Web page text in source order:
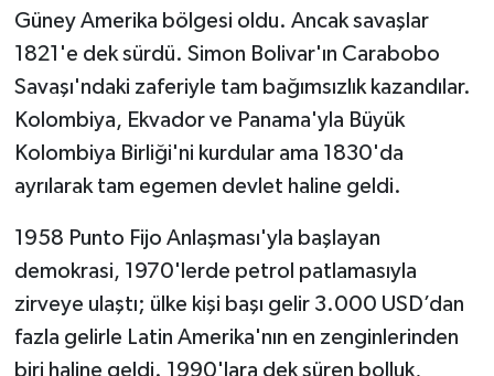
Güney Amerika bölgesi oldu. Ancak savaşlar
1821'e dek sürdü. Simon Bolivar'ın Carabobo
Savaşı'ndaki zaferiyle tam bağımsızlık kazandılar.
Kolombiya, Ekvador ve Panama'yla Büyük
Kolombiya Birliği'ni kurdular ama 1830'da
ayrılarak tam egemen devlet haline geldi.
1958 Punto Fijo Anlaşması'yla başlayan
demokrasi, 1970'lerde petrol patlamasıyla
zirveye ulaştı; ülke kişi başı gelir 3.000 USD’dan
fazla gelirle Latin Amerika'nın en zenginlerinden
biri haline geldi. 1990'lara dek süren bolluk,